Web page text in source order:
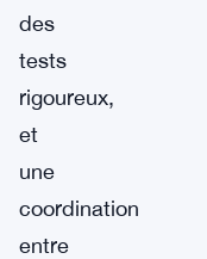
des
tests
rigoureux,
et
une
coordination
entre